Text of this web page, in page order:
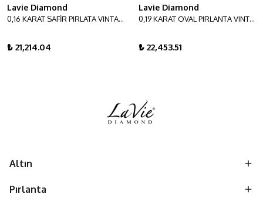
Lavie Diamond
0,16 KARAT SAFİR PIRLATA VINTAGE YÜZÜK
₺ 21,214.04
Lavie Diamond
0,19 KARAT OVAL PIRLANTA VINTAGE YÜZÜK
₺ 22,453.51
Altın
Pırlanta